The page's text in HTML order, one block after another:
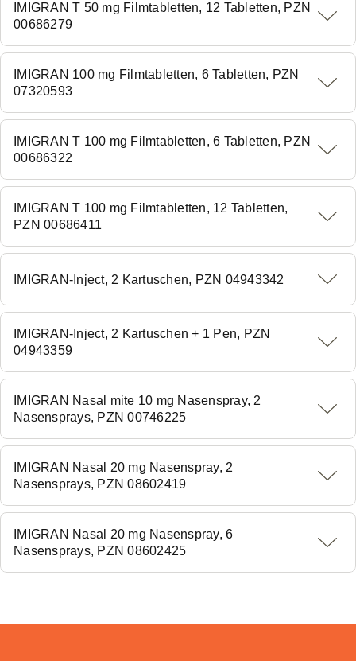
IMIGRAN T 50 mg Filmtabletten, 12 Tabletten, PZN
00686279
IMIGRAN 100 mg Filmtabletten, 6 Tabletten, PZN
07320593
IMIGRAN T 100 mg Filmtabletten, 6 Tabletten, PZN
00686322
IMIGRAN T 100 mg Filmtabletten, 12 Tabletten,
PZN 00686411
IMIGRAN-Inject, 2 Kartuschen, PZN 04943342
IMIGRAN-Inject, 2 Kartuschen + 1 Pen, PZN
04943359
IMIGRAN Nasal mite 10 mg Nasenspray, 2
Nasensprays, PZN 00746225
IMIGRAN Nasal 20 mg Nasenspray, 2
Nasensprays, PZN 08602419
IMIGRAN Nasal 20 mg Nasenspray, 6
Nasensprays, PZN 08602425